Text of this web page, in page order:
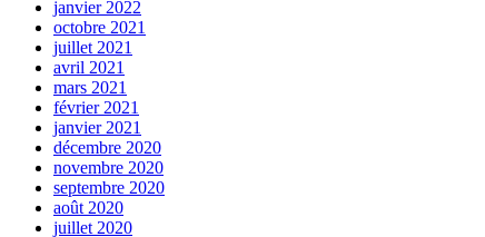
janvier 2022
octobre 2021
juillet 2021
avril 2021
mars 2021
février 2021
janvier 2021
décembre 2020
novembre 2020
septembre 2020
août 2020
juillet 2020